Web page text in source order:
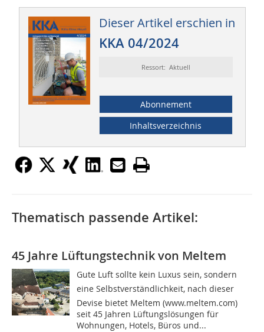
Dieser Artikel erschien in
KKA 04/2024
Ressort: Aktuell
Abonnement
Inhaltsverzeichnis
Thematisch passende Artikel:
45 Jahre Lüftungstechnik von Meltem
Gute Luft sollte kein Luxus sein, sondern
eine Selbstverständlichkeit, nach dieser
Devise bietet Meltem (www.meltem.com)
seit 45 Jahren Lüftungslösungen für
Wohnungen, Hotels, Büros und...